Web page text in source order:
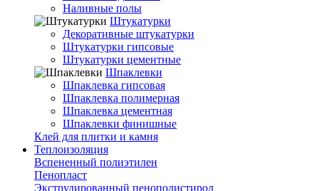
Наливные полы
Штукатурки
Декоративные штукатурки
Штукатурки гипсовые
Штукатурки цементные
Шпаклевки
Шпаклевка гипсовая
Шпаклевка полимерная
Шпаклевка цементная
Шпаклевки финишные
Клей для плитки и камня
Теплоизоляция
Вспененный полиэтилен
Пенопласт
Экструдированный пенополистирол